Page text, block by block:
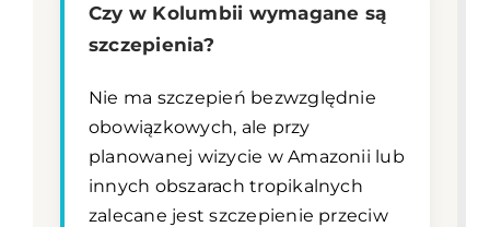
Czy w Kolumbii wymagane są
szczepienia?
Nie ma szczepień bezwzględnie
obowiązkowych, ale przy
planowanej wizycie w Amazonii lub
innych obszarach tropikalnych
zalecane jest szczepienie przeciw